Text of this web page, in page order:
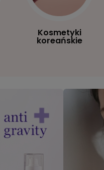
Kosmetyki
koreańskie